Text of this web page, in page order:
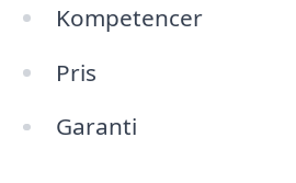
Kompetencer
Pris
Garanti